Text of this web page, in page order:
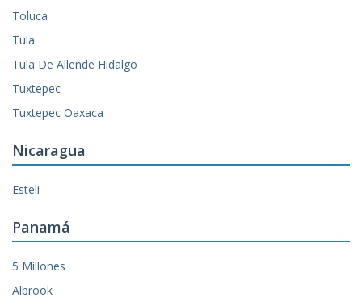
Toluca
Tula
Tula De Allende Hidalgo
Tuxtepec
Tuxtepec Oaxaca
Nicaragua
Esteli
Panamá
5 Millones
Albrook